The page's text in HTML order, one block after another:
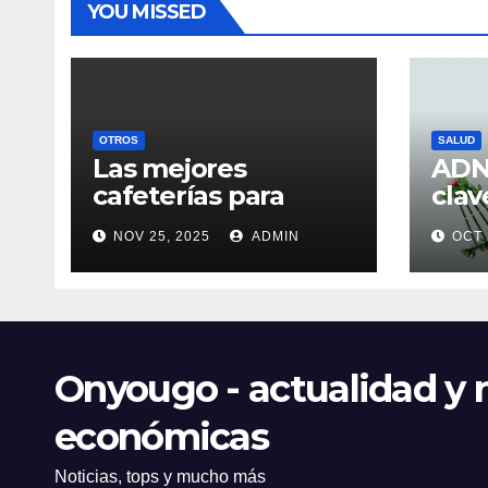
YOU MISSED
OTROS
Las mejores
cafeterías para
trabajar o estudiar
en el centro de Vigo
NOV 25, 2025 ADMIN
SALUD
OCT
Onyougo - actualidad y
económicas
Noticias, tops y mucho más